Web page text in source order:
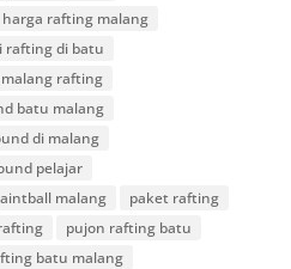
harga rafting malang
rafting di batu
malang rafting
batu malang
di malang
pelajar
malang
paket rafting
pujon rafting batu
batu malang